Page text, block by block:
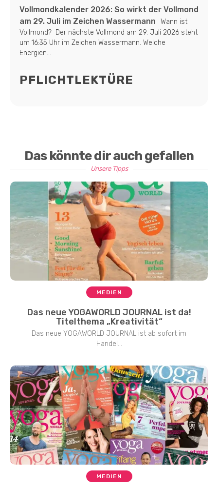
Vollmondkalender 2026: So wirkt der Vollmond
am 29. Juli im Zeichen Wassermann
Wann ist
Vollmond? Der nächste Vollmond am 29. Juli 2026 steht
um 16:35 Uhr im Zeichen Wassermann. Welche
Energien...
PFLICHTLEKTÜRE
Das könnte dir auch gefallen
Unsere Tipps
MEDIEN
Das neue YOGAWORLD JOURNAL ist da!
Titelthema „Kreativität“
Das neue YOGAWORLD JOURNAL ist ab sofort im
Handel...
MEDIEN